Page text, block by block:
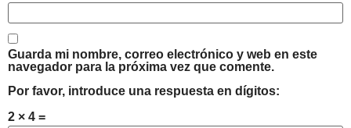
Guarda mi nombre, correo electrónico y web en este
navegador para la próxima vez que comente.
Por favor, introduce una respuesta en dígitos:
2 × 4 =